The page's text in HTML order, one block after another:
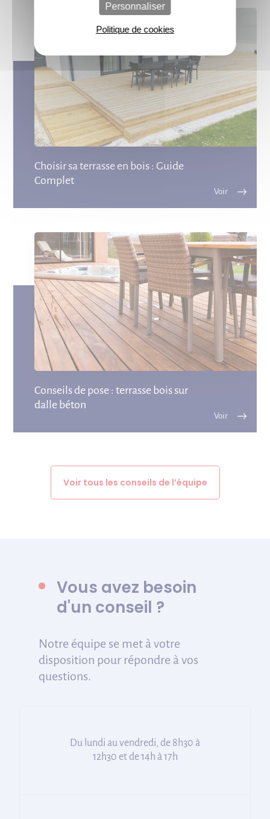
Choisir sa terrasse en bois : Guide
Complet
Conseils de pose : terrasse bois sur
dalle béton
Voir tous les conseils de l’équipe
Vous avez besoin
d'un conseil ?
Notre équipe se met à votre
disposition pour répondre à vos
questions.
Du lundi au vendredi, de 8h30 à
12h30 et de 14h à 17h
Personnaliser
Politique de cookies